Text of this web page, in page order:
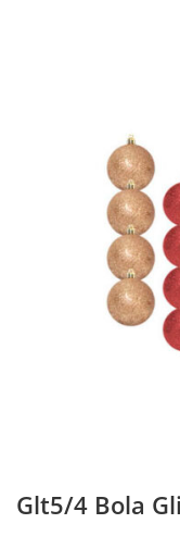
Glt5/4 Bola